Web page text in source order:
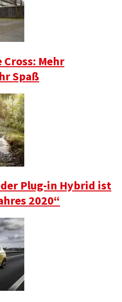
Mehr
Spaß
Plug-in Hybrid ist
2020“